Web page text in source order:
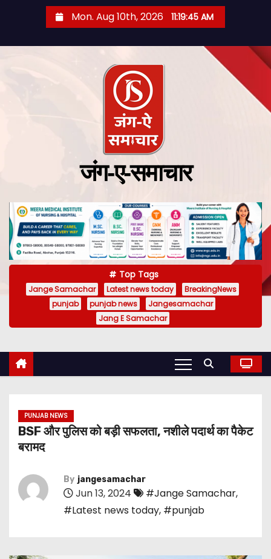
Mon. Aug 10th, 2026 11:19:46 AM
जंग-ए-समाचार
Top Tags
Jange Samachar Latest news today
BreakingNews
punjab
punjab news
Jangesamachar
Jang E Samachar
PUNJAB NEWS
BSF और पुलिस को बड़ी सफलता, नशीले पदार्थ का पैकेट
बरामद
By jangesamachar
Jun 13, 2024 #Jange Samachar,
#Latest news today, #punjab